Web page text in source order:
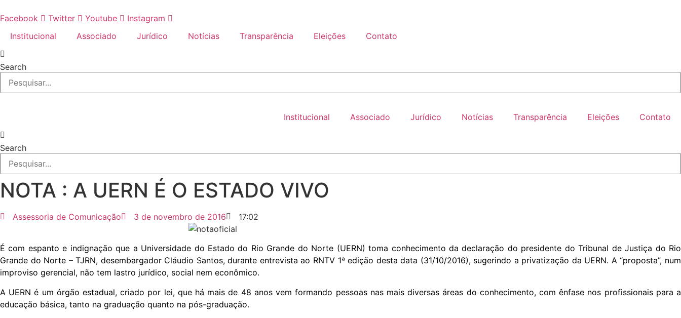
para
conteúdo
Facebook Twitter Youtube
Instagram
Institucional
Associado Jurídico Notícias Transparência Eleições Contato
Search
Institucional Associado Jurídico Notícias Transparência Eleições Contato
Search
NOTA : A UERN É O ESTADO VIVO
Assessoria de Comunicação 3 de novembro de 2016 17:02
É com espanto e indignação que a Universidade do Estado do Rio Grande do Norte (UERN) toma conhecimento da declaração do presidente do Tribunal de Justiça do Rio
Grande do Norte – TJRN, desembargador Cláudio Santos, durante entrevista ao RNTV 1ª edição desta data (31/10/2016), sugerindo a privatização da UERN. A “proposta”, num
improviso gerencial, não tem lastro jurídico, social nem econômico.
A UERN é um órgão estadual, criado por lei, que há mais de 48 anos vem formando pessoas nas mais diversas áreas do conhecimento, com ênfase nos profissionais para a
educação básica, tanto na graduação quanto na pós-graduação.